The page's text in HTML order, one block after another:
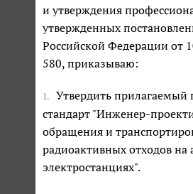
и утверждения
утвержденных
Российской Федерации от
580, приказываю:
1.
Утвердить прилагаемый
стандарт "Инженер-
обращения и
радиоактивных отходов
электростанциях".